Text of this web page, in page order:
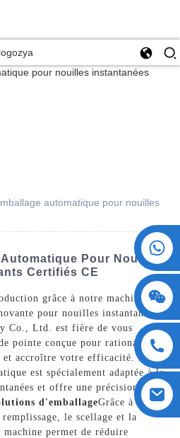
automatique pour nouilles
Pour Nouilles
Certifiés CE
grâce à notre machine
pour nouilles instantanées.
Co., Ltd. est fière de vous
pointe conçue pour rationaliser
et accroître votre efficacité. Notre
est spécialement adaptée à la
et offre une précision et une
d'emballageGrâce à des
le scellage et la
machine permet de réduire